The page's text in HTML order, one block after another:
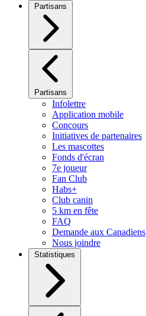
Partisans
Partisans
Infolettre
Application mobile
Concours
Initiatives de partenaires
Les mascottes
Fonds d'écran
7e joueur
Fan Club
Habs+
Club canin
5 km en fête
FAQ
Demande aux Canadiens
Nous joindre
Statistiques